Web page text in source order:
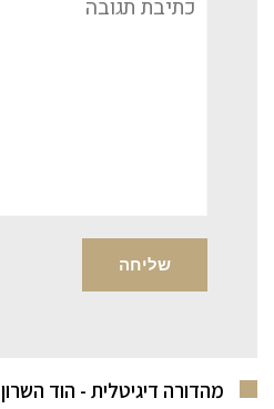
מהדורה דיגיטלית - הוד השרון